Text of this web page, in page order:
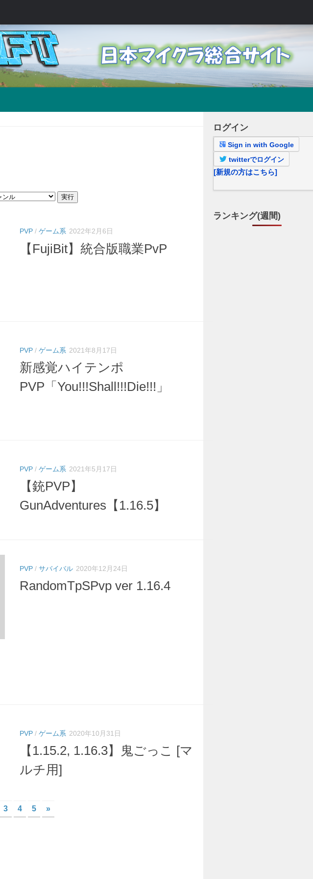
PVP / ゲーム系 2022年2月6日
【FujiBit】統合版職業PvP
PVP / ゲーム系 2021年8月17日
新感覚ハイテンポ
PVP「You!!!Shall!!!Die!!!」
PVP / ゲーム系 2021年5月17日
【銃PVP】
GunAdventures【1.16.5】
PVP / サバイバル 2020年12月24日
RandomTpSPvp ver 1.16.4
PVP / ゲーム系 2020年10月31日
【1.15.2, 1.16.3】鬼ごっこ [マ
ルチ用]
3 4 5 »
ログイン
Sign in with Google
twitterでログイン
[新規の方はこちら]
ランキング(週間)